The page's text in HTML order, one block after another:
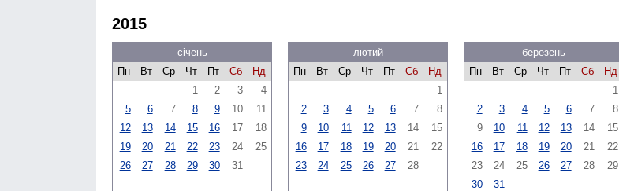
2015
січень
Пн
Вт Ср Чт Пт Сб
Нд
1
2 3
4
5
6 7 8 9 10
11
12
13 14 15 16 17
18
19
20 21 22 23 24
25
26
27 28 29 30 31
лютий
Пн
Вт Ср Чт Пт Сб
Нд
1
2
3 4 5 6 7
8
9
10 11 12 13 14
15
16
17 18 19 20 21
22
23
24 25 26 27 28
березень
Пн
Вт Ср Чт Пт Сб
Нд
1
2
3 4 5 6 7
8
9
10 11 12 13 14
15
16
17 18 19 20 21
22
23
24 25 26 27 28
29
30
31